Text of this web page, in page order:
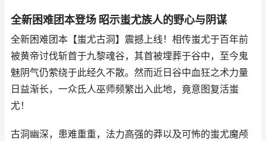
全新困难团本登场 昭示蚩尤族人的野心与阴谋
全新困难团本【蚩尤古洞】震撼上线！相传蚩尤于百年前
被黄帝讨伐斩首于九黎魂谷，其首被埋葬于谷中，至今鬼
魅阴气仍萦绕于此经久不散。然而近日谷中血狂之术力量
日益渐长，一众氐人巫师频繁出入此地，竟意图复活蚩
尤！
古洞幽深，患难重重，法力高强的莽以及可怖的蚩尤魔颅